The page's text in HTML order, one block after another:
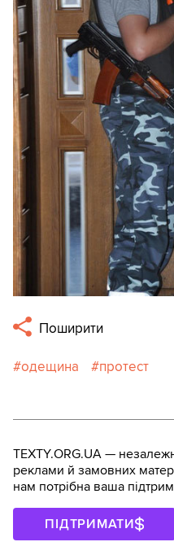
Поширити
одещина протест
TEXTY.ORG.UA —
реклами й замовних
нам потрібна ваша
ПІДТРИМАТИ